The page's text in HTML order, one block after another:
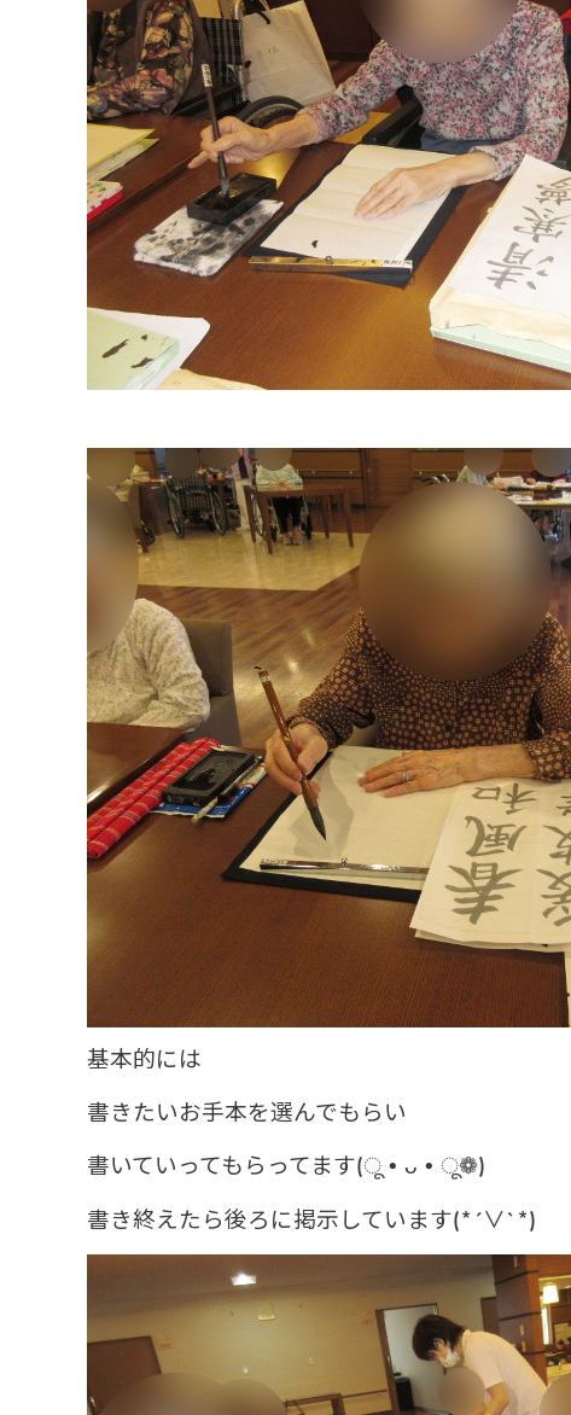
基本的には
書きたいお手本を選んでもらい
書いていってもらってます(ू•ᴗ•ू❁)
書き終えたら後ろに掲示しています(*´∨`*)